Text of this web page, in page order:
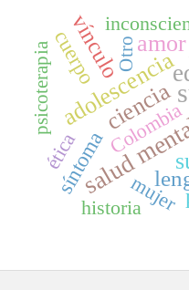
salud
adolescencia
amor
ciencia
vínculo
síntoma
cuerpo
mujer
ética Colombia
historia
Otro
psicoterapia